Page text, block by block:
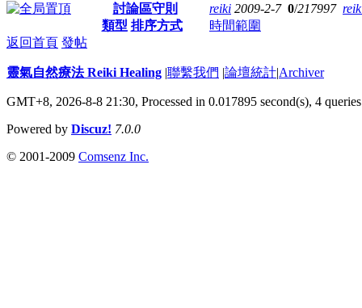
討論區守則
reiki 2009-2-7 0/217997
類型 排序方式
時間範圍
返回首頁 發帖
靈氣自然療法 Reiki Healing |聯繫我們 |論壇統計|Archiver
GMT+8, 2026-8-8 21:30, Processed in 0.017895 second(s), 4 queries
Powered by Discuz! 7.0.0
© 2001-2009 Comsenz Inc.